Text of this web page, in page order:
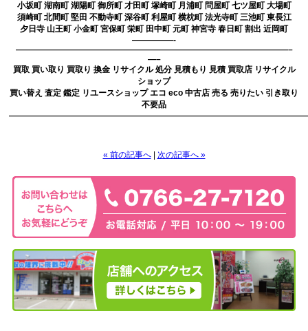
小坂町 湖南町 湖陽町 御所町 才田町 塚崎町 月浦町 問屋町 七ツ屋町 大場町
須崎町 北間町 堅田 不動寺町 深谷町 利屋町 横枕町 法光寺町 三池町 東長江
夕日寺 山王町 小金町 宮保町 栄町 田中町 元町 神宮寺 春日町 割出 近岡町
—————-
—————————————————————————————————–
—–
買取 買い取り 買取り 換金 リサイクル 処分 見積もり 見積 買取店 リサイクル
ショップ
買い替え 査定 鑑定 リユースショップ エコ eco 中古店 売る 売りたい 引き取り
不要品
« 前の記事へ| 次の記事へ »